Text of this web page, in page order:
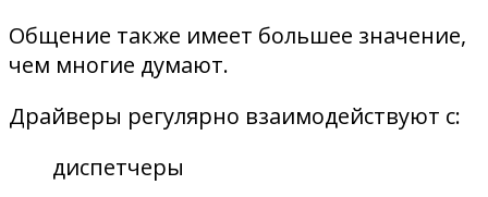
Общение также имеет большее значение,
чем многие думают.
Драйверы регулярно взаимодействуют с:
диспетчеры